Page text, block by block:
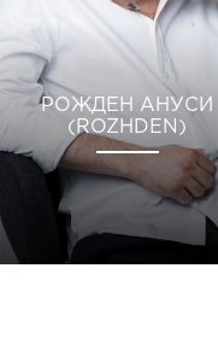
РОЖДЕН АНУСИ
(ROZHDEN)